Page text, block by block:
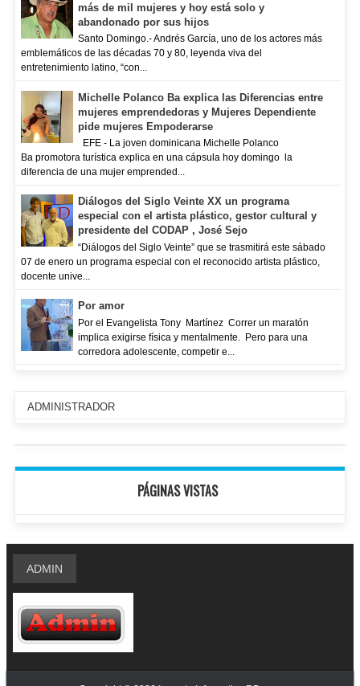
más de mil mujeres y hoy está solo y
abandonado por sus hijos
Santo Domingo.- Andrés García, uno de los actores más
emblemáticos de las décadas 70 y 80, leyenda viva del
entretenimiento latino, “con...
Michelle Polanco Ba explica las Diferencias entre
mujeres emprendedoras y Mujeres Dependiente
pide mujeres Empoderarse
EFE - La joven dominicana Michelle Polanco
Ba promotora turística explica en una cápsula hoy domingo la
diferencia de una mujer emprended...
Diálogos del Siglo Veinte XX un programa
especial con el artista plástico, gestor cultural y
presidente del CODAP , José Sejo
“Diálogos del Siglo Veinte” que se trasmitirá este sábado
07 de enero un programa especial con el reconocido artista plástico,
docente unive...
Por amor
Por el Evangelista Tony Martínez Correr un maratón
implica exigirse física y mentalmente. Pero para una
corredora adolescente, competir e...
ADMINISTRADOR
PÁGINAS VISTAS
ADMIN